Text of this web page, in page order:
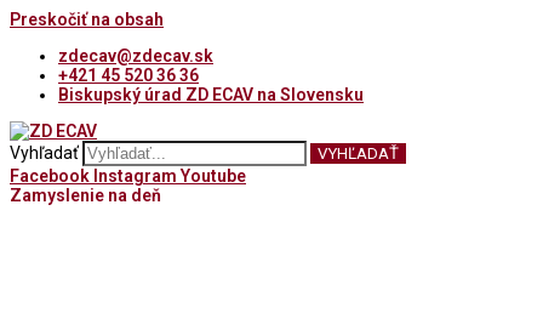
Preskočiť na obsah
zdecav@zdecav.sk
+421 45 520 36 36
Biskupský úrad ZD ECAV na Slovensku
Vyhľadať VYHĽADAŤ
Facebook Instagram Youtube
Zamyslenie na deň